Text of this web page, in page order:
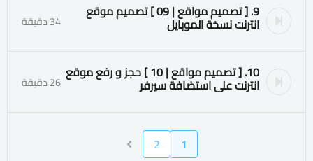
9. [ تصميم مواقع | 09 ] تصميم موقع
انترنت نسخة الموبايل 34 دقيقة
10. [ تصميم مواقع | 10 ] حجز و رفع موقع
انترنت على استضافة سيرفر 26 دقيقة
1
2